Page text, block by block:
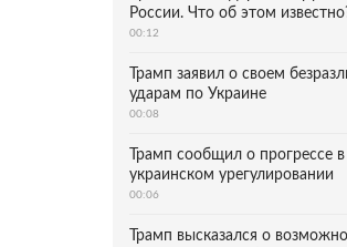
России. Что об этом
00:12
Трамп заявил о своем
ударам по Украине
00:08
Трамп сообщил о прогрессе в
украинском урегулировании
00:06
Трамп высказался о